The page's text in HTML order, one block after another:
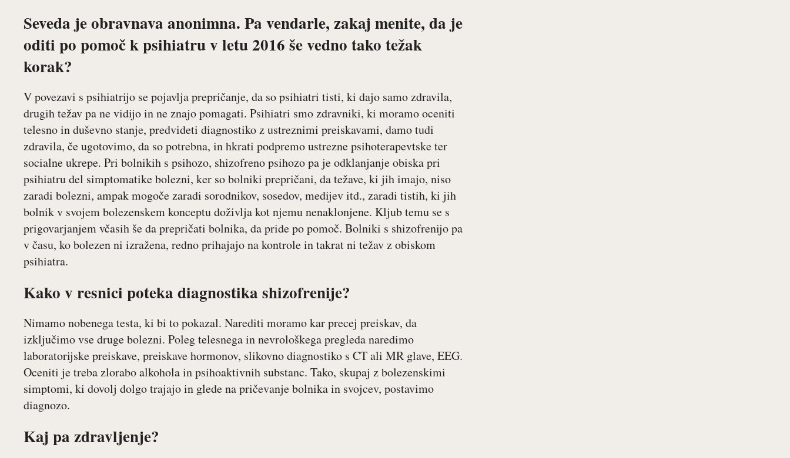
Seveda je obravnava anonimna. Pa vendarle, zakaj menite, da je
oditi po pomoč k psihiatru v letu 2016 še vedno tako težak
korak?
V povezavi s psihiatrijo se pojavlja prepričanje, da so psihiatri tisti, ki dajo samo zdravila,
drugih težav pa ne vidijo in ne znajo pomagati. Psihiatri smo zdravniki, ki moramo oceniti
telesno in duševno stanje, predvideti diagnostiko z ustreznimi preiskavami, damo tudi
zdravila, če ugotovimo, da so potrebna, in hkrati podpremo ustrezne psihoterapevtske ter
socialne ukrepe. Pri bolnikih s psihozo, shizofreno psihozo pa je odklanjanje obiska pri
psihiatru del simptomatike bolezni, ker so bolniki prepričani, da težave, ki jih imajo, niso
zaradi bolezni, ampak mogoče zaradi sorodnikov, sosedov, medijev itd., zaradi tistih, ki jih
bolnik v svojem bolezenskem konceptu doživlja kot njemu nenaklonjene. Kljub temu se s
prigovarjanjem včasih še da prepričati bolnika, da pride po pomoč. Bolniki s shizofrenijo pa
v času, ko bolezen ni izražena, redno prihajajo na kontrole in takrat ni težav z obiskom
psihiatra.
Kako v resnici poteka diagnostika shizofrenije?
Nimamo nobenega testa, ki bi to pokazal. Narediti moramo kar precej preiskav, da
izključimo vse druge bolezni. Poleg telesnega in nevrološkega pregleda naredimo
laboratorijske preiskave, preiskave hormonov, slikovno diagnostiko s CT ali MR glave, EEG.
Oceniti je treba zlorabo alkohola in psihoaktivnih substanc. Tako, skupaj z bolezenskimi
simptomi, ki dovolj dolgo trajajo in glede na pričevanje bolnika in svojcev, postavimo
diagnozo.
Kaj pa zdravljenje?